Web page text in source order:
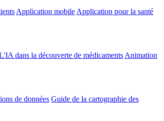
Application mobile Application pour la santé
dans la découverte de médicaments Animation
de données Guide de la cartographie des